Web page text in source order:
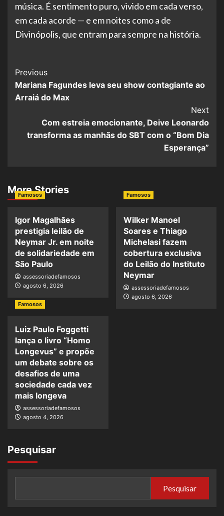
música. É sentimento puro, vivido em cada verso,
em cada acorde — e em noites como a de
Divinópolis, que entram para sempre na história.
Post
Navigation
Previous
Mariana Fagundes leva seu show contagiante ao
Arraiá do Max
Next
Com estreia emocionante, Deive Leonardo
transforma as manhãs do SBT com o “Bom Dia
Esperança”
More Stories
Famosos
Igor Magalhães
prestigia leilão de
Neymar Jr. em noite
de solidariedade em
São Paulo
assessoriadefamosos
agosto 6, 2026
Famosos
Wilker Manoel
Soares e Thiago
Michelasi fazem
cobertura exclusiva
do Leilão do Instituto
Neymar
assessoriadefamosos
agosto 6, 2026
Famosos
Luiz Paulo Foggetti
lança o livro “Homo
Longevus” e propõe
um debate sobre os
desafios de uma
sociedade cada vez
mais longeva
assessoriadefamosos
agosto 4, 2026
Pesquisar
Pesquisar